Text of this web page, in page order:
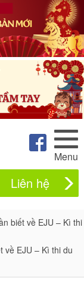
Menu
Liên hệ
biết về EJU – Kì thi
về EJU – Kì thi du